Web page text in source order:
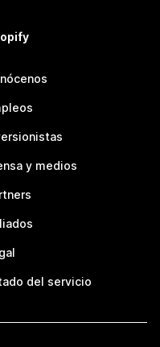
y medios
del servicio